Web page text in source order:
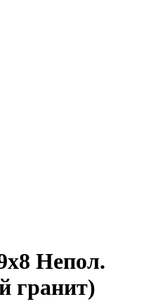
Непол.
гранит)